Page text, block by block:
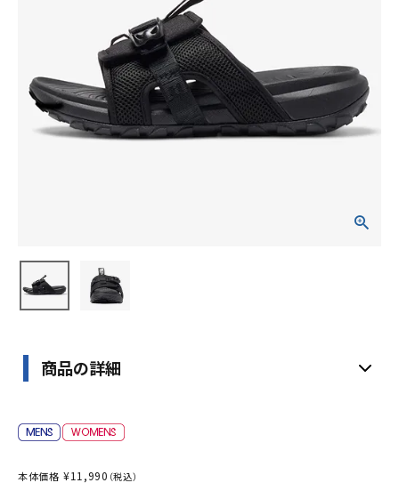
ご利用ガイド
お問い合わせ
商品の詳細
本体価格 ¥11,990 （税込）